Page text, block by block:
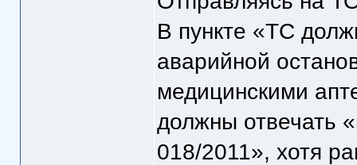
В пункте «ТС
аварийной
медицинскими
должны отвечать
018/2011», хотя